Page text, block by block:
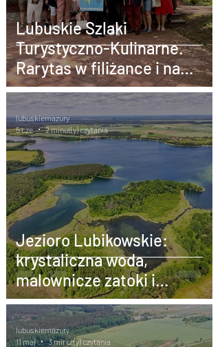
Lubuskie Szlaki
Turystyczno-Kulinarne.
Rarytas w filiżance i na
talerzu– podróż, którą warto
przeżyć
Jezioro Lubikowskie:
krystaliczna woda,
malownicze zatoki i
niezwykłe przesmyki
lubuskiemazury
5 cze
2 minut(y) czytania
lubuskiemazury
11 maj
3 minut(y) czytania